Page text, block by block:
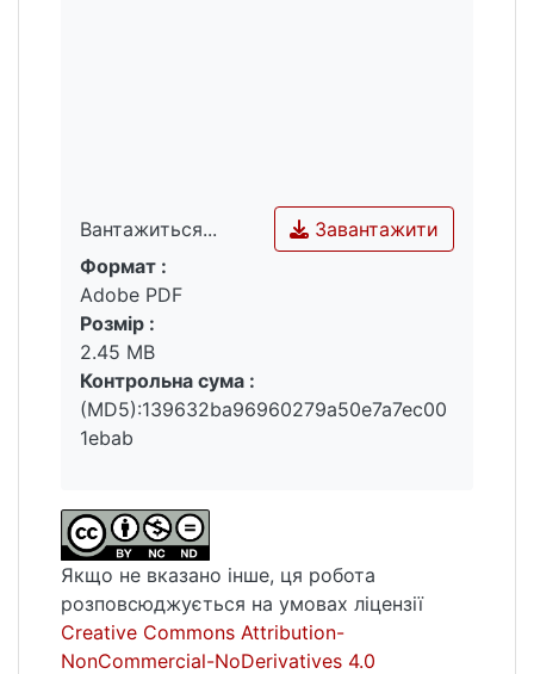
Вантажиться...
Вантажиться...
Завантажити
Формат :
Adobe PDF
Розмір :
2.45 MB
Контрольна сума :
(MD5):139632ba96960279a50e7a7ec00
1ebab
Якщо не вказано інше, ця робота
розповсюджується на умовах ліцензії
Creative Commons Attribution-
NonCommercial-NoDerivatives 4.0